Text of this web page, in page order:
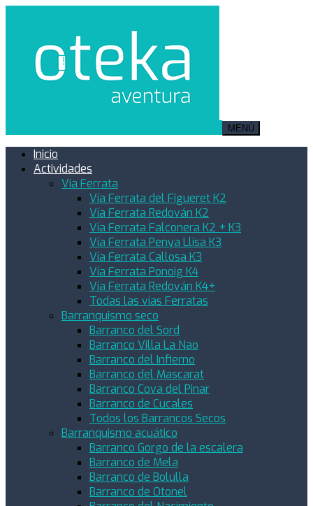
MENÚ
Inicio
Actividades
Via Ferrata
Vía Ferrata del Figueret K2
Vía Ferrata Redován K2
Vía Ferrata Falconera K2 + K3
Vía Ferrata Penya Llisa K3
Vía Ferrata Callosa K3
Vía Ferrata Ponoig K4
Vía Ferrata Redován K4+
Todas las vías Ferratas
Barranquismo seco
Barranco del Sord
Barranco Villa La Nao
Barranco del Infierno
Barranco del Mascarat
Barranco Cova del Pinar
Barranco de Cucales
Todos los Barrancos Secos
Barranquismo acuático
Barranco Gorgo de la escalera
Barranco de Mela
Barranco de Bolulla
Barranco de Otonel